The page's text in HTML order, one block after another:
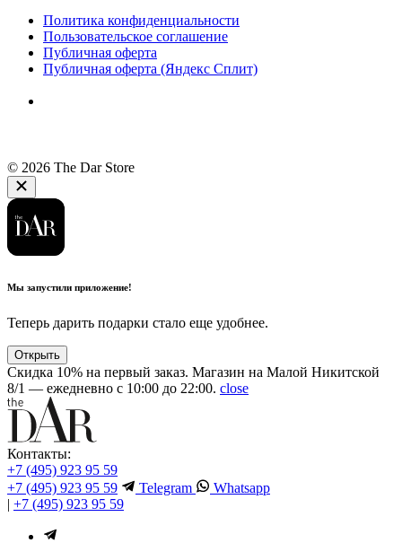
Политика конфиденциальности
Пользовательское соглашение
Публичная оферта
Публичная оферта (Яндекс Сплит)
© 2026 The Dar Store
Мы запустили приложение!
Теперь дарить подарки стало еще удобнее.
Открыть
Скидка 10% на первый заказ. Магазин на Малой Никитской
8/1 — ежедневно с 10:00 до 22:00. close
Контакты:
+7 (495) 923 95 59
+7 (495) 923 95 59
Telegram
Whatsapp
| +7 (495) 923 95 59